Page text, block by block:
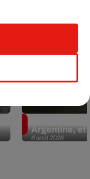
6 août 2026
Argentine, et